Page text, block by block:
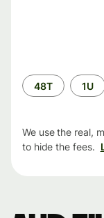
Time
period
48T 1U
We use the real,
to hide the fees.